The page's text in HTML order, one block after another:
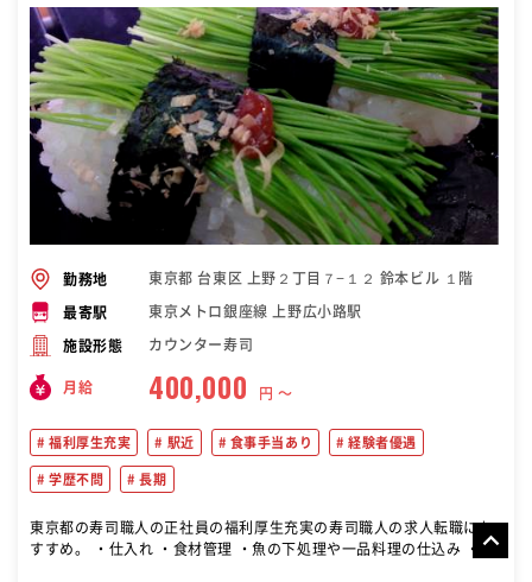
勤務地 東京都 台東区 上野２丁目７−１２ 鈴本ビル １階
最寄駅 東京メトロ銀座線 上野広小路駅
施設形態 カウンター寿司
月給 400,000 円 〜
福利厚生充実 駅近 食事手当あり 経験者優遇
学歴不問 長期
東京都の寿司職人の正社員の福利厚生充実の寿司職人の求人転職にお
すすめ。 ・仕入れ ・食材管理 ・魚の下処理や一品料理の仕込み ・寿